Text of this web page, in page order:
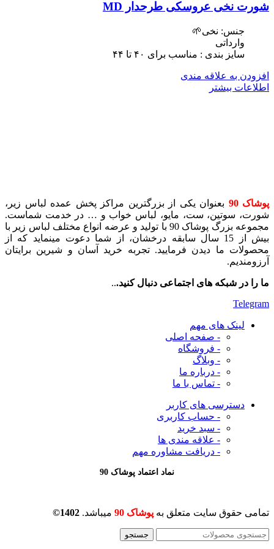
شورت نخی عروسکی طرحدار MD
جنس: نخی🌱
وارداتی
سایز بندی : مناسب برای ۴٠ تا ۴۴
افزودن به علاقه مندی
اطلاعات بیشتر
پوشاک 90
بعنوان یکی از بزرگترین مراکز پخش عمده لباس زیر،
شورت، سوتین، ست، مایو، لباس خواب و … در خدمت شماست.
مجموعه بزرگ پوشاک 90 با تولید و عرضه انواع مختلف لباس زیر با
بیش از 15 سال سابقه درخشان، از شما دعوت مینماید که از
محصولات ما دیدن فرمایید. تجربه خرید آسان و شیرین برایتان
آرزومندیم.
ما را در شبکه های اجتماعی دنبال کنید...
Telegram
لینک های مهم
- صفحه اصلی
- فروشگاه
- وبلاگ
- درباره ما
- تماس با ما
دسترسی های کاربر
- حساب کاربری
- سبد خرید
- علاقه مندی ها
- دریافت مشاوره مهم
نماد اعتماد پوشاک 90
تمامی حقوق سایت متعلق به پوشاک 90 میباشد. 1402©
جستجو